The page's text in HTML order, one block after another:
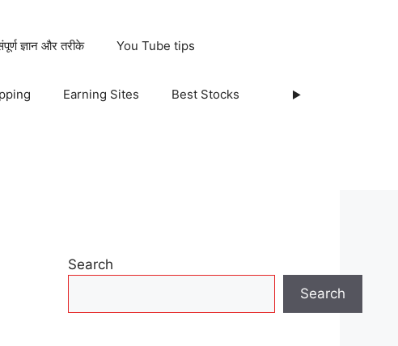
ज्ञान और तरीके You Tube tips
Earning Sites Best Stocks
Search
Search